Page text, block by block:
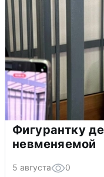
Фигурантку
невменяемой
5 августа 0